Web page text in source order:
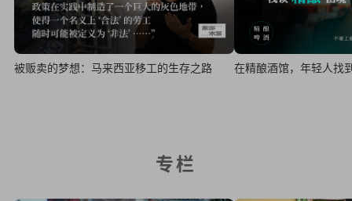
被贩卖的梦想：马来西亚移工的生存之路 在精酿酒馆，年轻人找
专栏